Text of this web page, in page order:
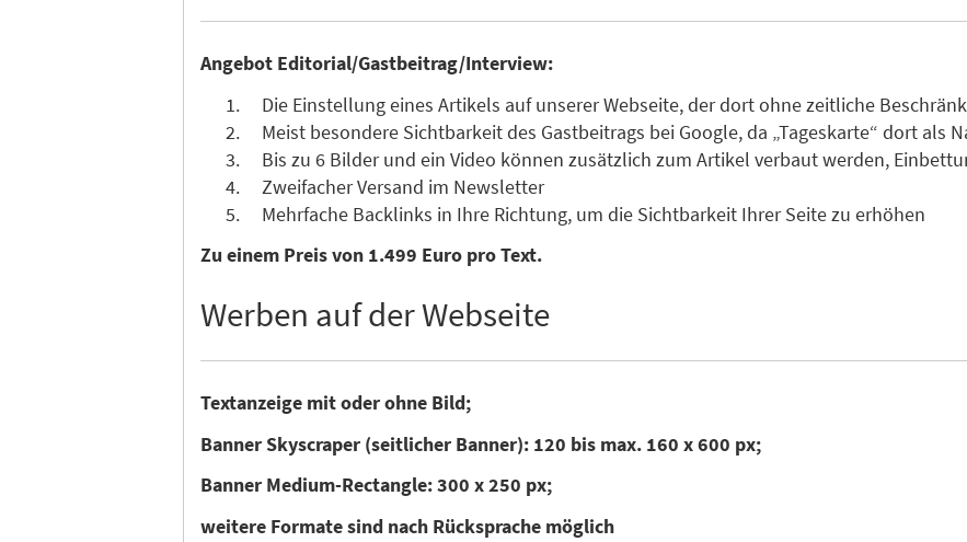
Angebot Editorial/Gastbeitrag/Interview:
Die Einstellung eines Artikels auf unserer Webseite, der dort ohne zeitliche
Meist besondere Sichtbarkeit des Gastbeitrags bei Google, da „Tageskarte“ dort als
Bis zu 6 Bilder und ein Video können zusätzlich zum Artikel verbaut werden,
Zweifacher Versand im Newsletter
Mehrfache Backlinks in Ihre Richtung, um die Sichtbarkeit Ihrer Seite zu erhöhen
Zu einem Preis von 1.499 Euro pro Text.
Werben auf der Webseite
Textanzeige mit oder ohne Bild;
Banner Skyscraper (seitlicher Banner): 120 bis max. 160 x 600 px;
Banner Medium-Rectangle: 300 x 250 px;
weitere Formate sind nach Rücksprache möglich